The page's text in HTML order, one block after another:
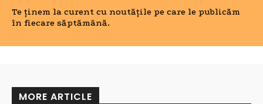
Te ținem la curent cu noutățile pe care le publicăm
în fiecare săptămână.
MORE ARTICLE